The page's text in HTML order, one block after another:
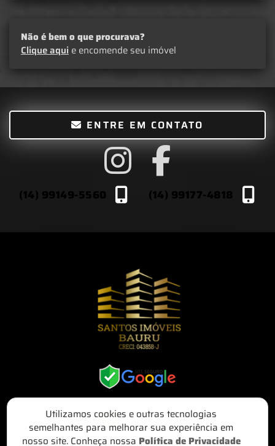
Utilizamos cookies e outras tecnologias
semelhantes para melhorar sua experiência em
nosso site. Conheça nossa Política de Privacidade
Não é bem o que procurava?
Clique aqui e encomende seu imóvel
ENTRE EM CONTATO
(14) 99149-5560 (14) 99177-4818